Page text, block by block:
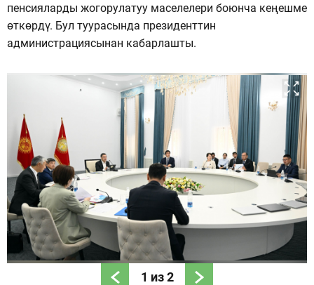
пенсияларды жогорулатуу маселелери боюнча кеңешме
өткөрдү. Бул туурасында президенттин
администрациясынан кабарлашты.
1 из2